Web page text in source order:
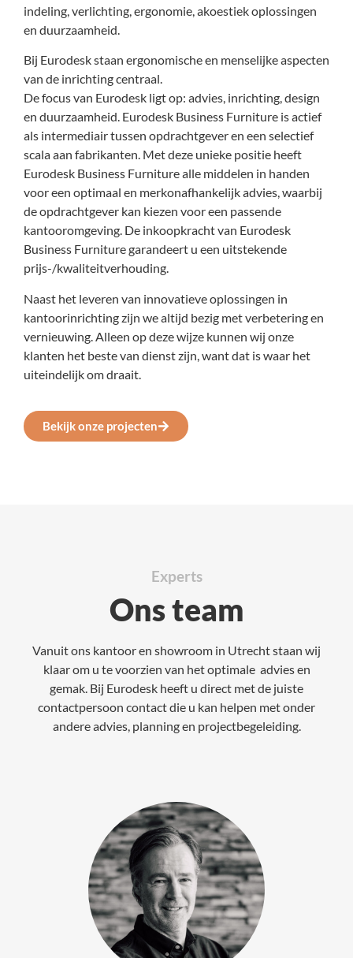
indeling, verlichting, ergonomie, akoestiek oplossingen
en duurzaamheid.
Bij Eurodesk staan ergonomische en menselijke aspecten
van de inrichting centraal.
De focus van Eurodesk ligt op: advies, inrichting, design
en duurzaamheid. Eurodesk Business Furniture is actief
als intermediair tussen opdrachtgever en een selectief
scala aan fabrikanten. Met deze unieke positie heeft
Eurodesk Business Furniture alle middelen in handen
voor een optimaal en merkonafhankelijk advies, waarbij
de opdrachtgever kan kiezen voor een passende
kantooromgeving. De inkoopkracht van Eurodesk
Business Furniture garandeert u een uitstekende
prijs-/kwaliteitverhouding.
Naast het leveren van innovatieve oplossingen in
kantoorinrichting zijn we altijd bezig met verbetering en
vernieuwing. Alleen op deze wijze kunnen wij onze
klanten het beste van dienst zijn, want dat is waar het
uiteindelijk om draait.
Bekijk onze projecten
Experts
Ons team
Vanuit ons kantoor en showroom in Utrecht staan wij
klaar om u te voorzien van het optimale advies en
gemak. Bij Eurodesk heeft u direct met de juiste
contactpersoon contact die u kan helpen met onder
andere advies, planning en projectbegeleiding.